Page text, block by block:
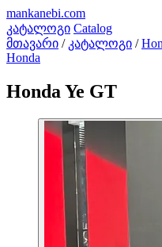
mankanebi.com
კატალოგი Catalog
მთავარი / კატალოგი /
Honda
Honda Ye GT